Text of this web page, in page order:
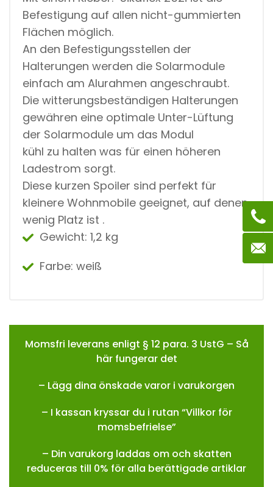
Befestigung auf allen nicht-gummierten
Flächen möglich.
An den Befestigungsstellen der
Halterungen werden die Solarmodule
einfach am Alurahmen angeschraubt.
Die witterungsbeständigen Halterungen
gewähren eine optimale Unter-Lüftung
der Solarmodule um das Modul
kühl zu halten was für einen höheren
Ladestrom sorgt.
Diese kurzen Spoiler sind perfekt für
kleinere Wohnmobile geeignet, auf denen
wenig Platz ist .
Gewicht: 1,2 kg
Farbe: weiß
Momsfri leverans enligt § 12 para. 3 UstG – Så
här fungerar det
– Lägg dina önskade varor i varukorgen
– I kassan kryssar du i rutan “Villkor för
momsbefrielse”
– Din varukorg laddas om och skatten
reduceras till 0% för alla berättigade artiklar